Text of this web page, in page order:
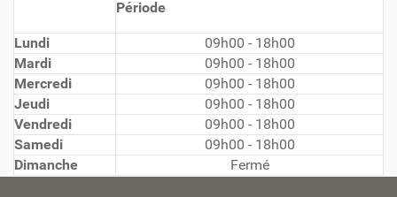
Période
Lundi
09h00 - 18h00
Mardi
09h00 - 18h00
Mercredi
09h00 - 18h00
Jeudi
09h00 - 18h00
Vendredi
09h00 - 18h00
Samedi
09h00 - 18h00
Dimanche
Fermé